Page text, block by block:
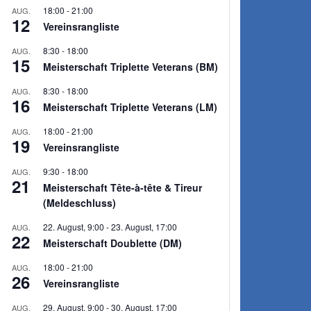
Beitrag:
Vorrunde des Düsseldorfer Sechstet’s für Nicole Jöris
AUG.
12
18:00 -21:00
Vereinsrangliste
AUG.
15
8:30 - 18:00
Meisterschaft Triplette Veterans (BM)
AUG.
16
8:30 - 18:00
Meisterschaft Triplette Veterans (LM)
AUG.
19
18:00 -21:00
Vereinsrangliste
AUG.
21
9:30 - 18:00
Meisterschaft Tête-à-tête & Tireur
(Meldeschluss)
AUG.
22
22. August, 9:00 -23. August, 17:00
Meisterschaft Doublette (DM)
AUG.
26
18:00 -21:00
Vereinsrangliste
AUG. 29. August, 9:00 -30. August, 17:00